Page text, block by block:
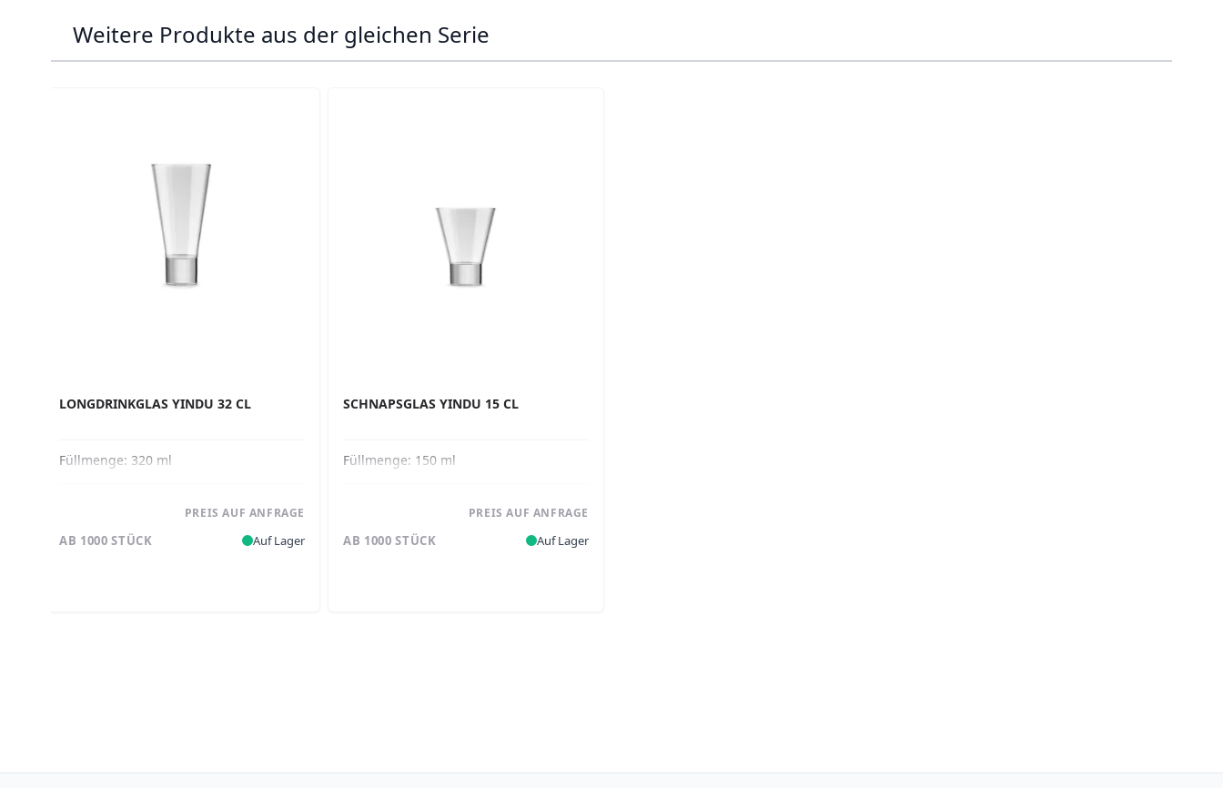
Weitere Produkte aus der gleichen Serie
LONGDRINKGLAS YINDU 32 CL
Füllmenge: 320 ml
PREIS AUF ANFRAGE
AB 1000 STÜCK Auf Lager
SCHNAPSGLAS YINDU 15 CL
Füllmenge: 150 ml
PREIS AUF ANFRAGE
AB 1000 STÜCK Auf Lager